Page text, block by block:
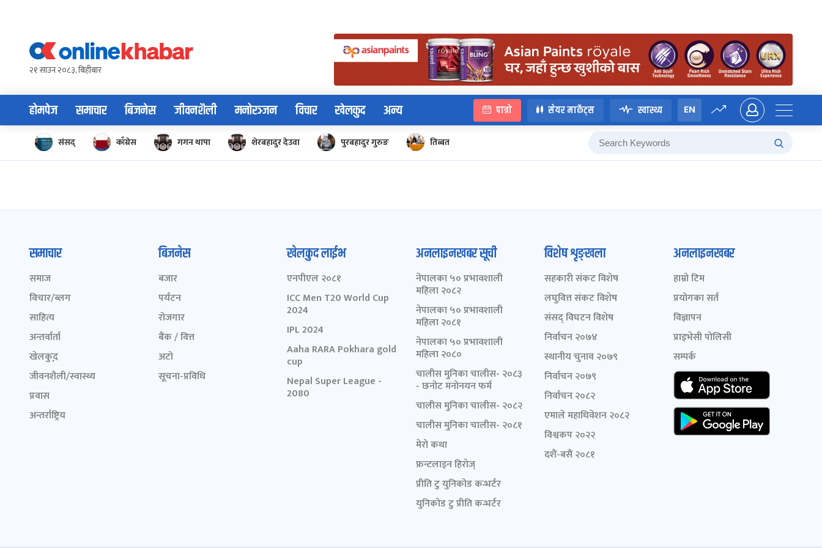
content२१ साउन २०८३, बिहीबार
होमपेज समाचार बिजनेस जीवनशैली मनोरञ्जन विचार खेलकुद अन्य पात्रो सेयर मार्केट्स स्वास्थ्य EN
संसद् काँग्रेस गगन थापा शेरबहादुर देउवा पुरबहादुर गुरुङ तिब्बत
समाचार
समाज
विचार/ब्लग
साहित्य
अन्तर्वार्ता
खेलकुद़़
जीवनशैली/स्वास्थ्य
प्रवास
अन्तर्राष्ट्रिय
बिजनेस
बजार
पर्यटन
रोजगार
बैंक / वित्त
अटो
सूचना-प्रविधि
खेलकुद लाईभ
एनपीएल २०८१
ICC Men T20 World Cup
2024
IPL 2024
Aaha RARA Pokhara gold
cup
Nepal Super League -
2080
अनलाइनखबर सूची
नेपालका ५० प्रभावशाली
महिला २०८२
नेपालका ५० प्रभावशाली
महिला २०८१
नेपालका ५० प्रभावशाली
महिला २०८०
चालीस मुनिका चालीस- २०८३
- छनोट मनोनयन फर्म
चालीस मुनिका चालीस- २०८२
चालीस मुनिका चालीस- २०८१
मेरो कथा
फ्रन्टलाइन हिरोज्
प्रीति टु युनिकोड कन्भर्टर
युनिकोड टु प्रीति कन्भर्टर
विशेष शृङ्खला
सहकारी संकट विशेष
लघुवित्त संकट विशेष
संसद् विघटन विशेष
निर्वाचन २०७४
स्थानीय चुनाव २०७९
निर्वाचन २०७९
निर्वाचन २०८२
एमाले महाधिवेशन २०८२
विश्वकप २०२२
दशैं-बसैं २०८१
अनलाइनखबर
हाम्रो टिम
प्रयोगका सर्त
विज्ञापन
प्राइभेसी पोलिसी
सम्पर्क